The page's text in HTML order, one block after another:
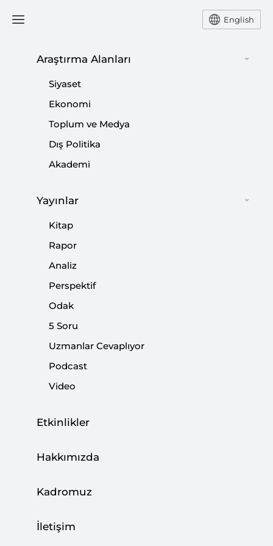
Araştırma Alanları
Siyaset
Ekonomi
Toplum ve Medya
Dış Politika
Akademi
Yayınlar
Kitap
Rapor
Analiz
Perspektif
Odak
5 Soru
Uzmanlar Cevaplıyor
Podcast
Video
Etkinlikler
Hakkımızda
Kadromuz
İletişim
English
Ana Sayfa Yorum
Zarrab-Atilla Davası Nasıl
Sonuçlanır?
Davanın nasıl sonuçlanacağı konusunda yorum
yapabilmek için Amerikan yönetiminin bu süreçten
beklentilerinin neler olduğunu ortaya koymak gerekir:
Türkiye’de de önemli bir gündem
bu davanın nasıl sonuçlanacağı konusundaki